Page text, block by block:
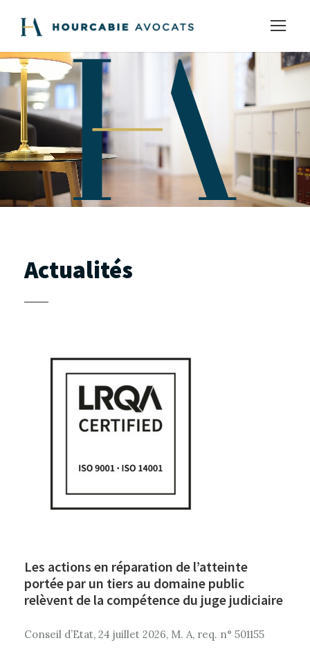
Actualités
Les actions en réparation de l’atteinte
portée par un tiers au domaine public
relèvent de la compétence du juge judiciaire
Conseil d’Etat, 24 juillet 2026, M. A, req. n° 501155